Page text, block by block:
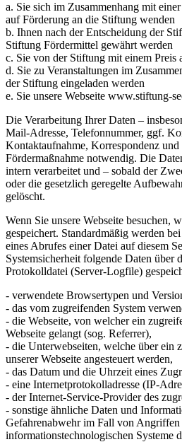
a. Sie sich im Zusammenhang mit
auf Förderung an die Stiftung wenden
b. Ihnen nach der Entscheidung der
Stiftung Fördermittel gewährt werden
c. Sie von der Stiftung mit einem Preis
d. Sie zu Veranstaltungen im
der Stiftung eingeladen werden
e. Sie unsere Webseite www.stiftung-
Die Verarbeitung Ihrer Daten –
Mail-Adresse, Telefonnummer, ggf.
Kontaktaufnahme, Korrespondenz
Fördermaßnahme notwendig. Die
intern verarbeitet und – sobald der
oder die gesetzlich geregelte
gelöscht.
Wenn Sie unsere Webseite besuchen,
gespeichert. Standardmäßig werden
eines Abrufes einer Datei auf diesem
Systemsicherheit folgende Daten über
Protokolldatei (Server-Logfile)
- verwendete Browsertypen und
- das vom zugreifenden System
- die Webseite, von welcher ein
Webseite gelangt (sog. Referrer),
- die Unterwebseiten, welche über ein
unserer Webseite angesteuert werden,
- das Datum und die Uhrzeit eines
- eine Internetprotokolladresse (IP-
- der Internet-Service-Provider des
- sonstige ähnliche Daten und
Gefahrenabwehr im Fall von Angriffen
informationstechnologischen Systeme